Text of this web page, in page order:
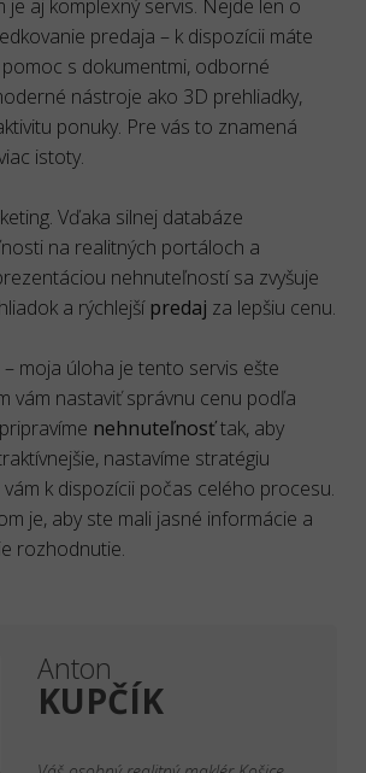
je aj komplexný servis. Nejde len o
predaja – k dispozícii máte
s dokumentmi, odborné
nástroje ako 3D prehliadky,
ponuky. Pre vás to znamená
istoty.
Vďaka silnej databáze
na realitných portáloch a
nehnuteľností sa zvyšuje
a rýchlejší predaj za lepšiu cenu.
moja úloha je tento servis ešte
vám nastaviť správnu cenu podľa
nehnuteľnosťtak, aby
nastavíme stratégiu
k dispozícii počas celého procesu.
je, aby ste mali jasné informácie a
rozhodnutie.
Anton
KUPČÍK